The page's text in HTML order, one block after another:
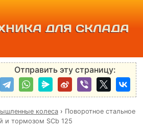
ДЛЯ СКЛАДА
Отправить эту страницу:
колеса› Поворотное стальное
и тормозом SCb 125